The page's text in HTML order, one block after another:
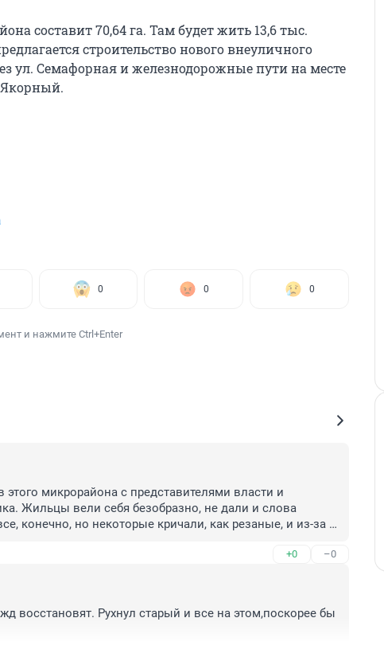
составит 70,64 га. Там будет жить 13,6 тыс.
строительство нового внеуличного
ул. Семафорная и железнодорожные пути на месте
Якорный.
0 0 0
и нажмите Ctrl+Enter
микрорайона с представителями власти и
Жильцы вели себя безобразно, не дали и слова
конечно, но некоторые кричали, как резаные, и из-за
попытались люди что-то узнать - не вышло ни у тех,
разошлись. Так что просто тайна, когда, кто и где смог
на которые кто-то смог обратить внимание.
+0 –0
восстановят. Рухнул старый и все на этом,поскорее бы